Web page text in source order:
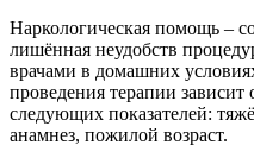
Наркологическая помощь –
лишённая неудобств
врачами в домашних
проведения терапии зависит
следующих показателей:
анамнез, пожилой возраст.